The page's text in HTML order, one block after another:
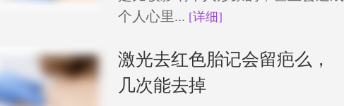
个人心里... [详细]
激光去红色胎记会留疤么，
几次能去掉